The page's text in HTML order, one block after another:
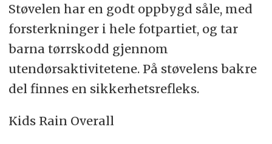
Støvelen har en godt oppbygd såle, med
forsterkninger i hele fotpartiet, og tar
barna tørrskodd gjennom
utendørsaktivitetene. På støvelens bakre
del finnes en sikkerhetsrefleks.
Kids Rain Overall